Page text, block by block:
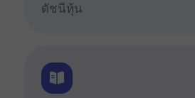
ดัชนีหุ้น